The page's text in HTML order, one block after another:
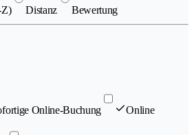
Distanz Bewertung
Online-Buchung Online